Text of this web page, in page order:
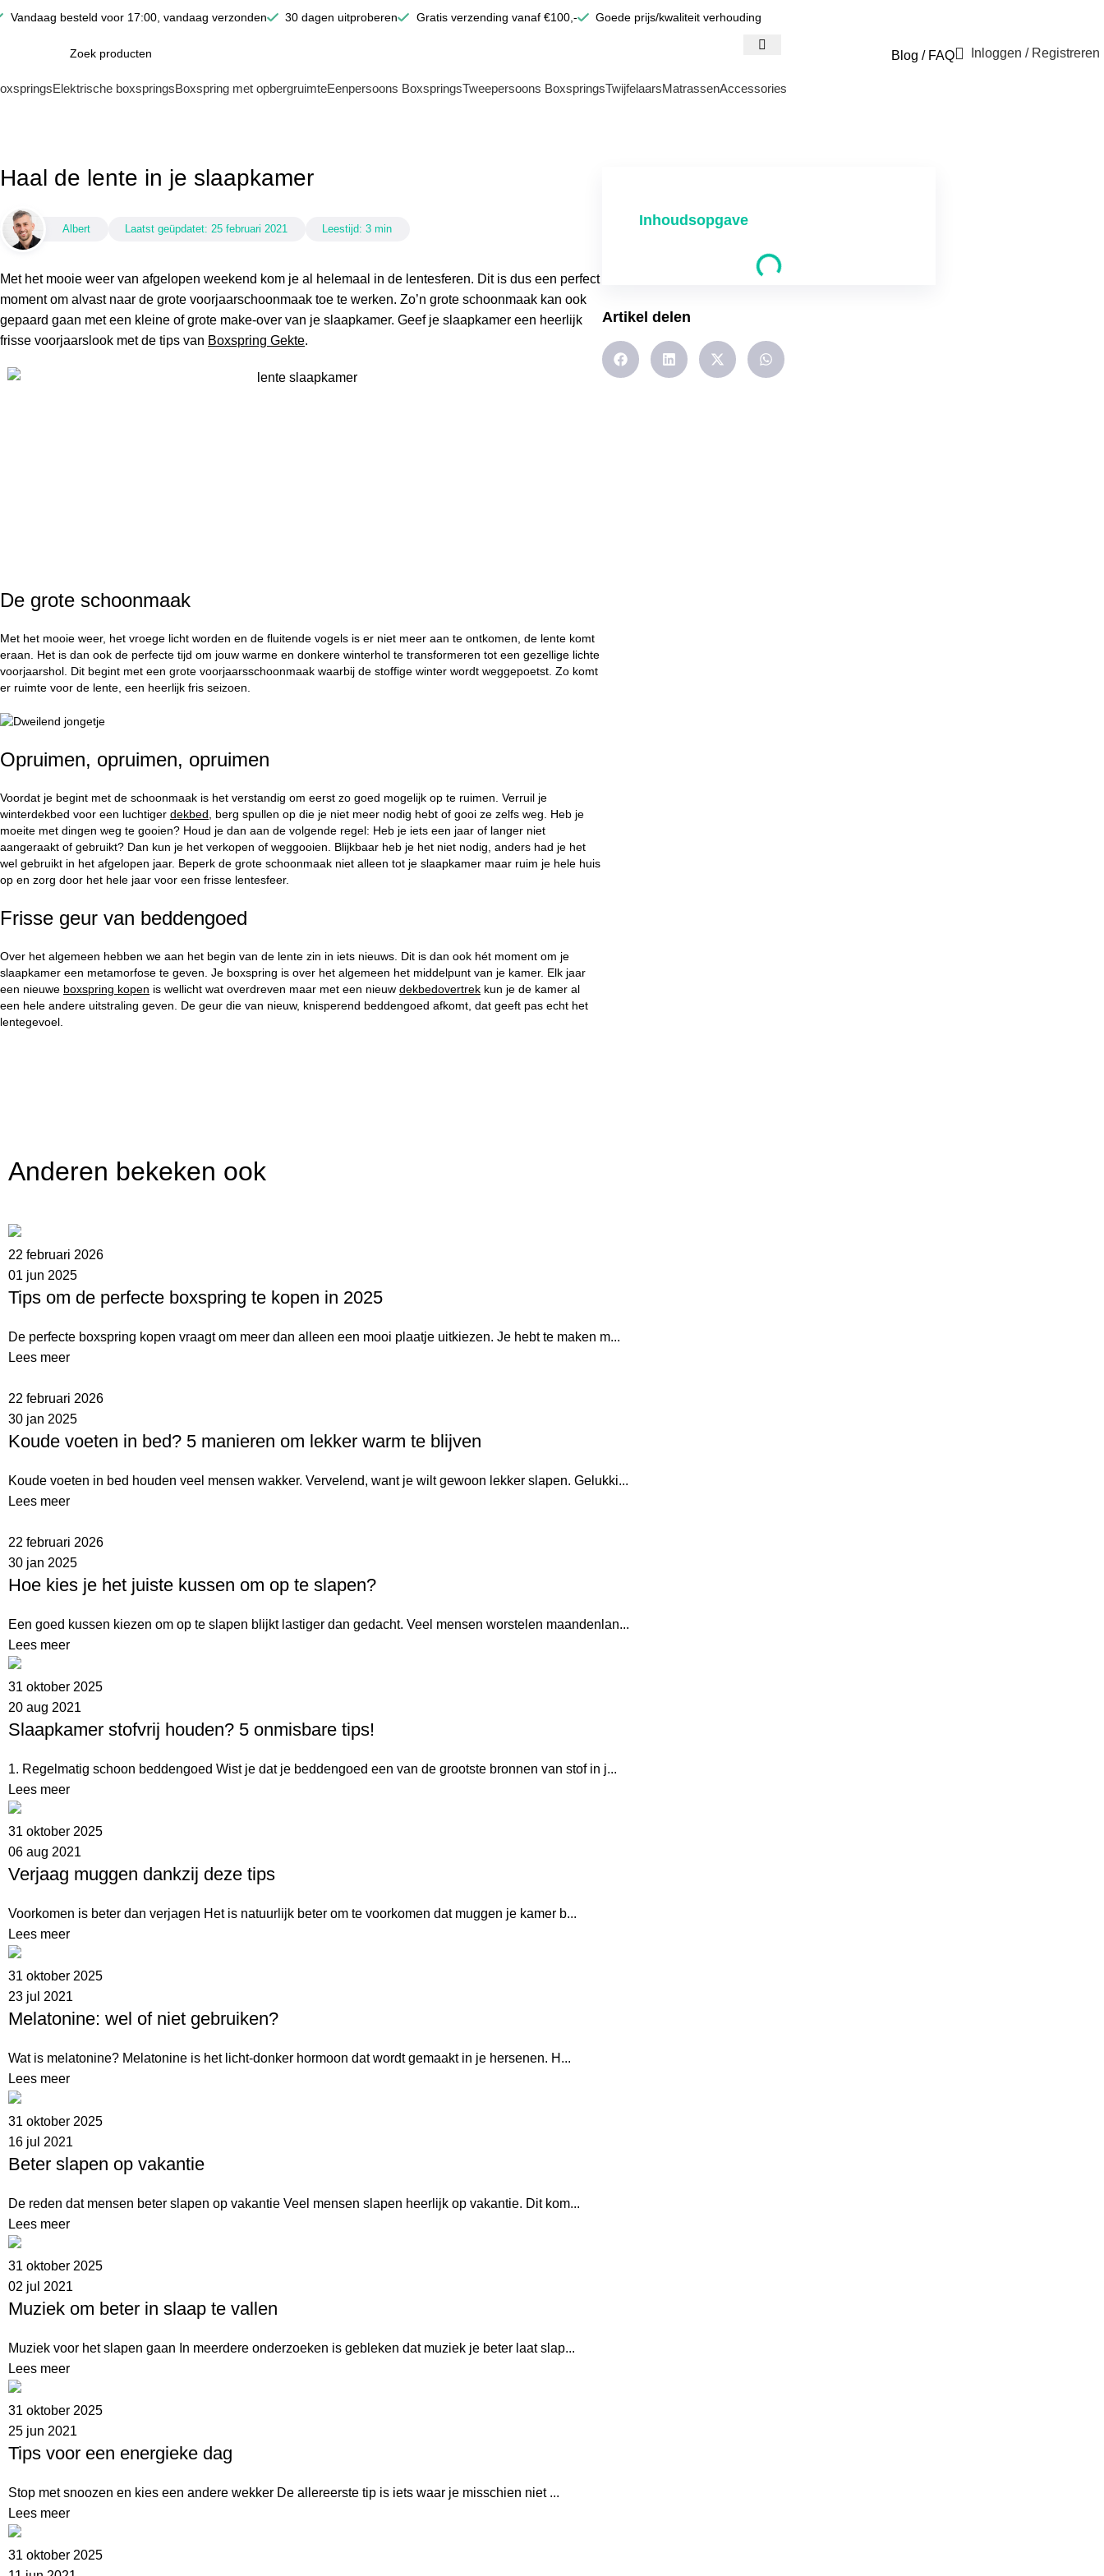
Vandaag besteld voor 17:00, vandaag verzonden 30 dagen uitproberen Gratis verzending vanaf €100,- Goede prijs/kwaliteit verhouding
Blog / FAQ Inloggen / Registreren
Elektrische boxspringsBoxspring met opbergruimteEenpersoons BoxspringsTweepersoons BoxspringsTwijfelaarsMatrassenAccessories
Haal de lente in je slaapkamer
Albert Laatst geüpdatet: 25 februari 2021 Leestijd: 3 min
Met het mooie weer van afgelopen weekend kom je al helemaal in de lentesferen. Dit is dus een perfect
moment om alvast naar de grote voorjaarschoonmaak toe te werken. Zo’n grote schoonmaak kan ook
gepaard gaan met een kleine of grote make-over van je slaapkamer. Geef je slaapkamer een heerlijk
frisse voorjaarslook met de tips van Boxspring Gekte.
De grote schoonmaak
Met het mooie weer, het vroege licht worden en de fluitende vogels is er niet meer aan te ontkomen, de lente komt
eraan. Het is dan ook de perfecte tijd om jouw warme en donkere winterhol te transformeren tot een gezellige lichte
voorjaarshol. Dit begint met een grote voorjaarsschoonmaak waarbij de stoffige winter wordt weggepoetst. Zo komt
er ruimte voor de lente, een heerlijk fris seizoen.
Opruimen, opruimen, opruimen
Voordat je begint met de schoonmaak is het verstandig om eerst zo goed mogelijk op te ruimen. Verruil je
winterdekbed voor een luchtiger dekbed, berg spullen op die je niet meer nodig hebt of gooi ze zelfs weg. Heb je
moeite met dingen weg te gooien? Houd je dan aan de volgende regel: Heb je iets een jaar of langer niet
aangeraakt of gebruikt? Dan kun je het verkopen of weggooien. Blijkbaar heb je het niet nodig, anders had je het
wel gebruikt in het afgelopen jaar. Beperk de grote schoonmaak niet alleen tot je slaapkamer maar ruim je hele huis
op en zorg door het hele jaar voor een frisse lentesfeer.
Frisse geur van beddengoed
Over het algemeen hebben we aan het begin van de lente zin in iets nieuws. Dit is dan ook hét moment om je
slaapkamer een metamorfose te geven. Je boxspring is over het algemeen het middelpunt van je kamer. Elk jaar
een nieuwe boxspring kopen is wellicht wat overdreven maar met een nieuw dekbedovertrek kun je de kamer al
een hele andere uitstraling geven. De geur die van nieuw, knisperend beddengoed afkomt, dat geeft pas echt het
lentegevoel.
Inhoudsopgave
Artikel delen
Anderen bekeken ook
22 februari 2026
01 jun 2025
Tips om de perfecte boxspring te kopen in 2025
De perfecte boxspring kopen vraagt om meer dan alleen een mooi plaatje uitkiezen. Je hebt te maken m...
Lees meer
22 februari 2026
30 jan 2025
Koude voeten in bed? 5 manieren om lekker warm te blijven
Koude voeten in bed houden veel mensen wakker. Vervelend, want je wilt gewoon lekker slapen. Gelukki...
Lees meer
22 februari 2026
30 jan 2025
Hoe kies je het juiste kussen om op te slapen?
Een goed kussen kiezen om op te slapen blijkt lastiger dan gedacht. Veel mensen worstelen maandenlan...
Lees meer
31 oktober 2025
20 aug 2021
Slaapkamer stofvrij houden? 5 onmisbare tips!
1. Regelmatig schoon beddengoed Wist je dat je beddengoed een van de grootste bronnen van stof in j...
Lees meer
31 oktober 2025
06 aug 2021
Verjaag muggen dankzij deze tips
Voorkomen is beter dan verjagen Het is natuurlijk beter om te voorkomen dat muggen je kamer b...
Lees meer
31 oktober 2025
23 jul 2021
Melatonine: wel of niet gebruiken?
Wat is melatonine? Melatonine is het licht-donker hormoon dat wordt gemaakt in je hersenen. H...
Lees meer
31 oktober 2025
16 jul 2021
Beter slapen op vakantie
De reden dat mensen beter slapen op vakantie Veel mensen slapen heerlijk op vakantie. Dit kom...
Lees meer
31 oktober 2025
02 jul 2021
Muziek om beter in slaap te vallen
Muziek voor het slapen gaan In meerdere onderzoeken is gebleken dat muziek je beter laat slap...
Lees meer
31 oktober 2025
25 jun 2021
Tips voor een energieke dag
Stop met snoozen en kies een andere wekker De allereerste tip is iets waar je misschien niet ...
Lees meer
31 oktober 2025